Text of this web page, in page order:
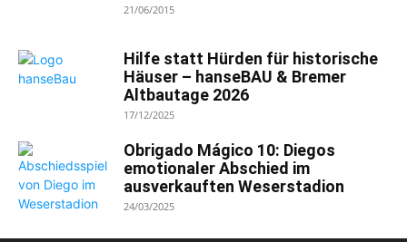
21/06/2015
Hilfe statt Hürden für historische
Häuser – hanseBAU & Bremer
Altbautage 2026
17/12/2025
Obrigado Mágico 10: Diegos
emotionaler Abschied im
ausverkauften Weserstadion
24/03/2025